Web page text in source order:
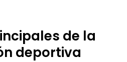
de la
deportiva